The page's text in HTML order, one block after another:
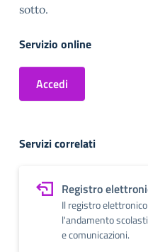
sotto.
Servizio online
Accedi
Servizi correlati
Registro
Il registro
l'andamento
e comunicazioni.